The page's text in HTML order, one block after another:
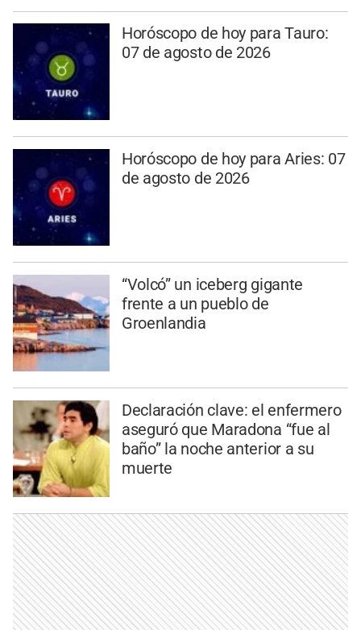
Horóscopo de hoy para Tauro:
07 de agosto de 2026
Horóscopo de hoy para Aries: 07
de agosto de 2026
“Volcó” un iceberg gigante
frente a un pueblo de
Groenlandia
Declaración clave: el enfermero
aseguró que Maradona “fue al
baño” la noche anterior a su
muerte